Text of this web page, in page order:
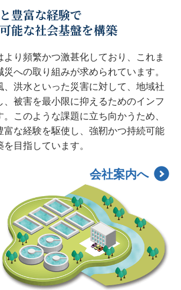
豊富な経験で
能な社会基盤を構築
より頻繁かつ激甚化しており、これま
への取り組みが求められています。
、洪水といった災害に対して、地域社
、被害を最小限に抑えるためのインフ
このような課題に立ち向かうため、
富な経験を駆使し、強靭かつ持続可能
目指しています。
会社案内へ